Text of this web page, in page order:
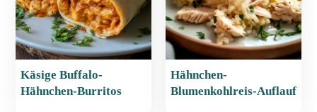
Käsige Buffalo-
Hähnchen-Burritos
Hähnchen-
Blumenkohlreis-Auflauf